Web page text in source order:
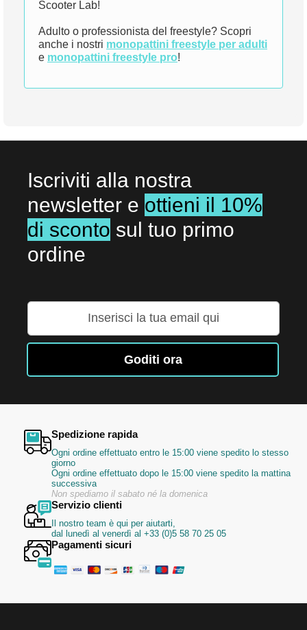
Scooter Lab!
Adulto o professionista del freestyle? Scopri
anche i nostri monopattini freestyle per adulti
e monopattini freestyle pro!
Iscriviti alla nostra
newsletter e ottieni il 10%
di sconto sul tuo primo
ordine
nostra
Goditi ora
Spedizione rapida
Ogni ordine effettuato entro le 15:00 viene spedito lo stesso
giorno
Ogni ordine effettuato dopo le 15:00 viene spedito la mattina
successiva
Non spediamo il sabato né la domenica
Servizio clienti
Il nostro team è qui per aiutarti,
dal lunedì al venerdì al +33 (0)5 58 70 25 05
Pagamenti sicuri